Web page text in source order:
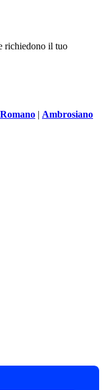
richiedono il tuo
Romano | Ambrosiano